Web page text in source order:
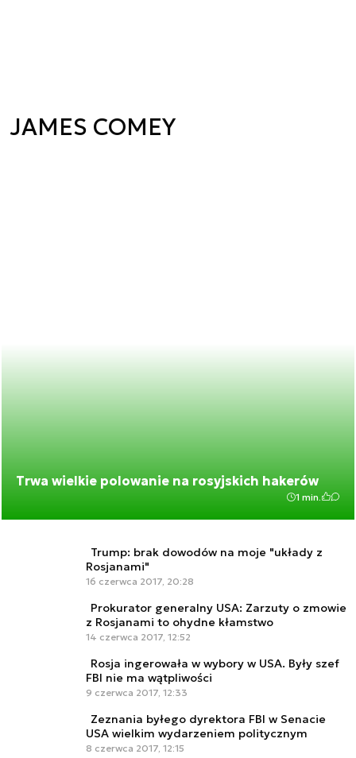
JAMES COMEY
Trwa wielkie polowanie na rosyjskich hakerów
1 min.
Trump: brak dowodów na moje "układy z
Rosjanami"
16 czerwca 2017, 20:28
Prokurator generalny USA: Zarzuty o zmowie
z Rosjanami to ohydne kłamstwo
14 czerwca 2017, 12:52
Rosja ingerowała w wybory w USA. Były szef
FBI nie ma wątpliwości
9 czerwca 2017, 12:33
Zeznania byłego dyrektora FBI w Senacie
USA wielkim wydarzeniem politycznym
8 czerwca 2017, 12:15